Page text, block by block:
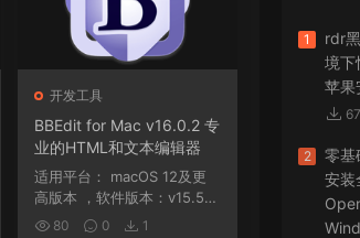
开发工具
BBEdit for Mac v16.0.2 专
业的HTML和文本编辑器
适用平台： macOS 12及更
高版本 ，软件版本：v15.5.3
macOS 12 及更高...
80 0 1
来源：
来源：
专业的图
1
rdr
境下
苹果
2
零基
安装